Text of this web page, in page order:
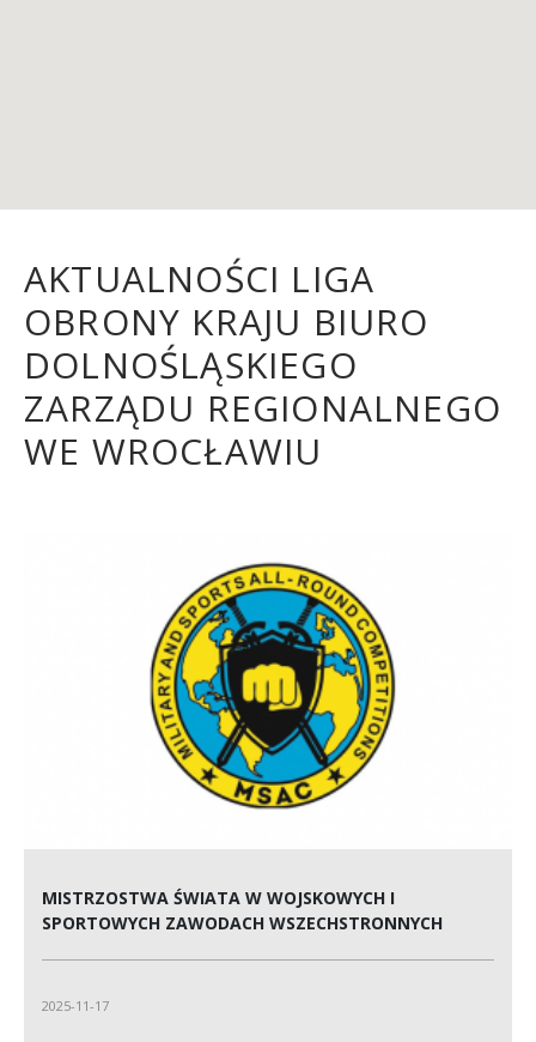
AKTUALNOŚCI LIGA
OBRONY KRAJU BIURO
DOLNOŚLĄSKIEGO
ZARZĄDU REGIONALNEGO
WE WROCŁAWIU
MISTRZOSTWA ŚWIATA W WOJSKOWYCH I
SPORTOWYCH ZAWODACH WSZECHSTRONNYCH
2025-11-17